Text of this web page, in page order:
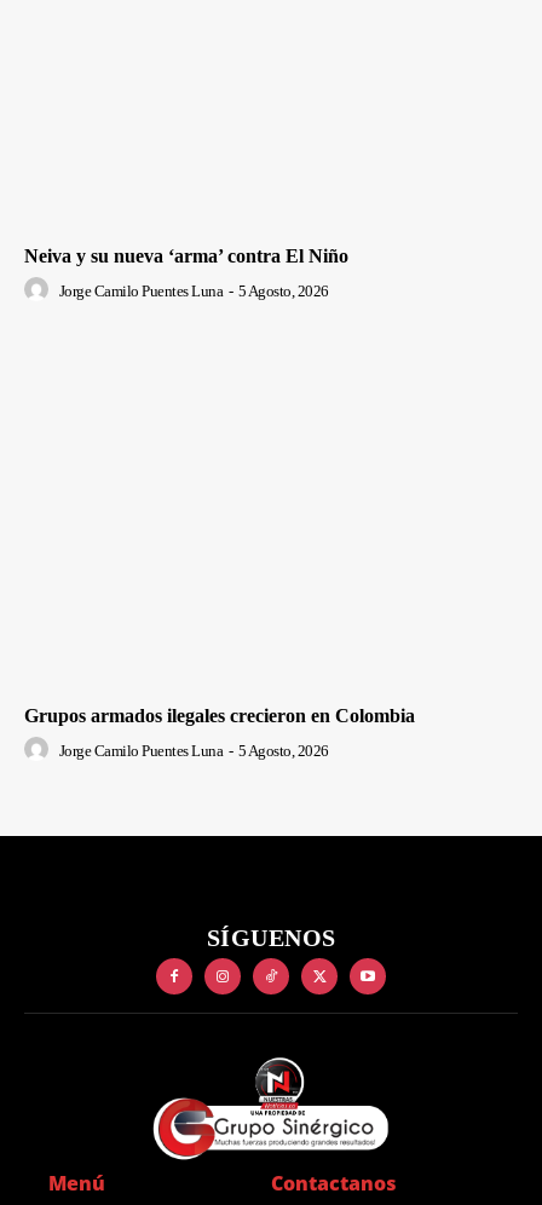
Neiva y su nueva ‘arma’ contra El Niño
Jorge Camilo Puentes Luna - 5 Agosto, 2026
Grupos armados ilegales crecieron en Colombia
Jorge Camilo Puentes Luna - 5 Agosto, 2026
SÍGUENOS
Menú Contactanos